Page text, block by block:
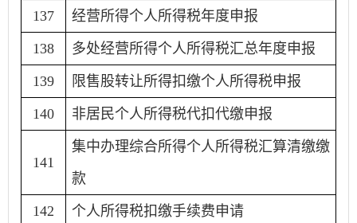
137 经营所得个人所得税年度申报
138 多处经营所得个人所得税汇总年度申报
139 限售股转让所得扣缴个人所得税申报
140 非居民个人所得税代扣代缴申报
141
集中办理综合所得个人所得税汇算清缴缴
款
142 个人所得税扣缴手续费申请